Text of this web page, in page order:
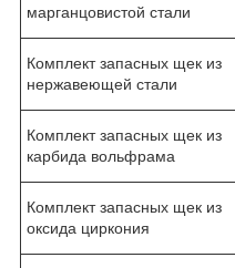
марганцовистой стали
Комплект запасных щек из
нержавеющей стали
Комплект запасных щек из
карбида вольфрама
Комплект запасных щек из
оксида циркония